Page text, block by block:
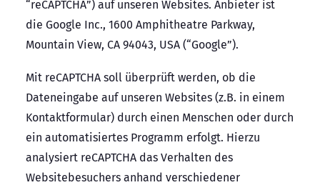
“reCAPTCHA”) auf unseren Websites. Anbieter ist
die Google Inc., 1600 Amphitheatre Parkway,
Mountain View, CA 94043, USA (“Google”).
Mit reCAPTCHA soll überprüft werden, ob die
Dateneingabe auf unseren Websites (z.B. in einem
Kontaktformular) durch einen Menschen oder durch
ein automatisiertes Programm erfolgt. Hierzu
analysiert reCAPTCHA das Verhalten des
Websitebesuchers anhand verschiedener